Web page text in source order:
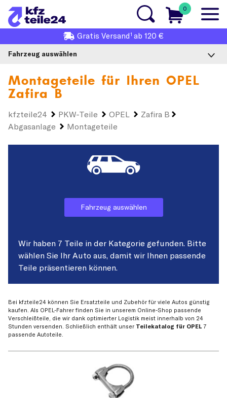
0
Gratis Versand1 ab 120 €
Fahrzeug auswählen
Montageteile für Ihren OPEL
Zafira B
kfzteile24 PKW-Teile OPEL
Zafira B
Abgasanlage
Montageteile
Fahrzeug auswählen
Wir haben 7 Teile in der Kategorie gefunden. Bitte
wählen Sie Ihr Auto aus, damit wir Ihnen passende
Teile präsentieren können.
Bei kfzteile24 können Sie Ersatzteile und Zubehör für viele Autos günstig
kaufen. Als OPEL-Fahrer finden Sie in unserem Online-Shop passende
Verschleißteile, die wir dank optimierter Logistik meist innerhalb von 24
Stunden versenden. Schließlich enthält unser Teilekatalog für OPEL 7
passende Autoteile.